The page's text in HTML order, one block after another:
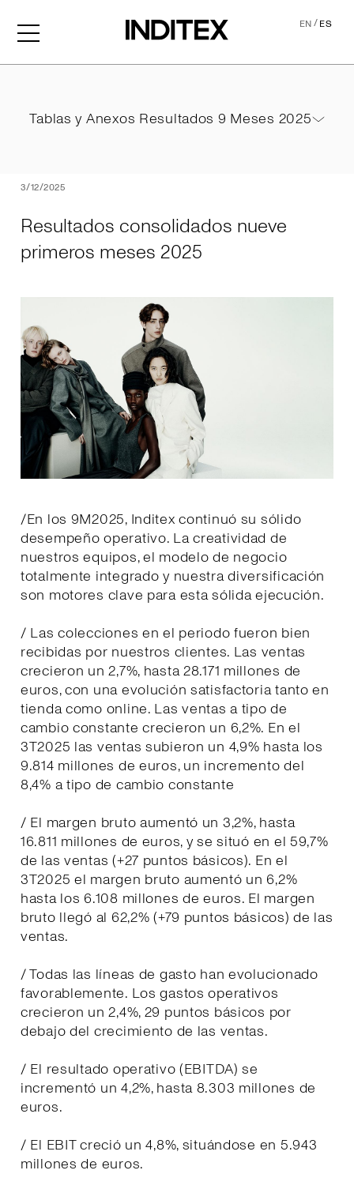
EN/ES
3/12/2025
Resultados consolidados nueve
primeros meses 2025
/En los 9M2025, Inditex continuó su sólido
desempeño operativo. La creatividad de
nuestros equipos, el modelo de negocio
totalmente integrado y nuestra diversificación
son motores clave para esta sólida ejecución.
/ Las colecciones en el periodo fueron bien
recibidas por nuestros clientes. Las ventas
crecieron un 2,7%, hasta 28.171 millones de
euros, con una evolución satisfactoria tanto en
tienda como online. Las ventas a tipo de
cambio constante crecieron un 6,2%. En el
3T2025 las ventas subieron un 4,9% hasta los
9.814 millones de euros, un incremento del
8,4% a tipo de cambio constante
/ El margen bruto aumentó un 3,2%, hasta
16.811 millones de euros, y se situó en el 59,7%
de las ventas (+27 puntos básicos). En el
3T2025 el margen bruto aumentó un 6,2%
hasta los 6.108 millones de euros. El margen
bruto llegó al 62,2% (+79 puntos básicos) de las
ventas.
/ Todas las líneas de gasto han evolucionado
favorablemente. Los gastos operativos
crecieron un 2,4%, 29 puntos básicos por
debajo del crecimiento de las ventas.
/ El resultado operativo (EBITDA) se
incrementó un 4,2%, hasta 8.303 millones de
euros.
/ El EBIT creció un 4,8%, situándose en 5.943
millones de euros.
Tablas y Anexos Resultados 9 Meses 2025